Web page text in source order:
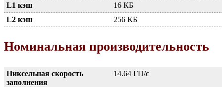
L1 кэш
16 КБ
L2 кэш
256 КБ
Номинальная производительность
Пиксельная скорость
заполнения
14.64 ГП/с